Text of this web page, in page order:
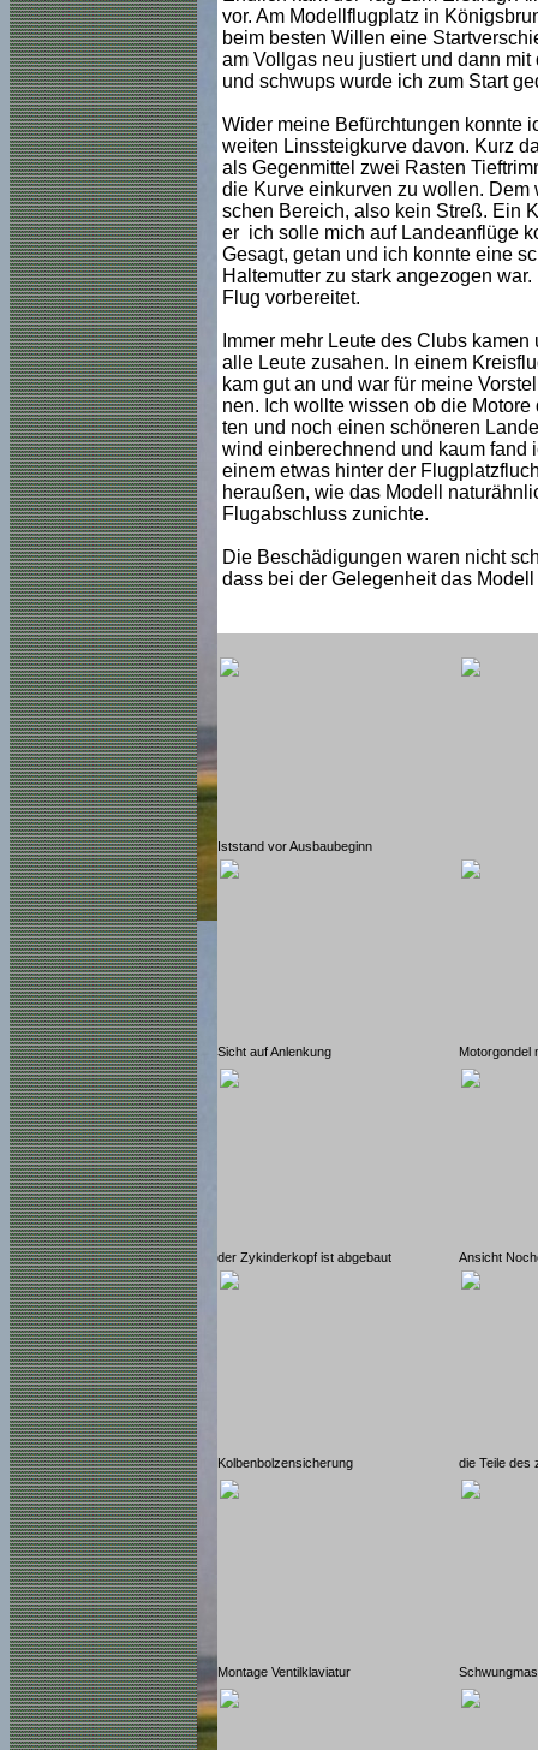
vor. Am Modellflugplatz in
beim besten Willen eine
am Vollgas neu justiert und dann
und schwups wurde ich zum Start
Wider meine Befürchtungen konnte
weiten Linssteigkurve davon. Kurz
als Gegenmittel zwei Rasten
die Kurve einkurven zu wollen.
schen Bereich, also kein Streß. Ein
er ich solle mich auf Landeanflüge
Gesagt, getan und ich konnte eine
Haltemutter zu stark angezogen
Flug vorbereitet.
Immer mehr Leute des Clubs
alle Leute zusahen. In einem
kam gut an und war für meine
nen. Ich wollte wissen ob die
ten und noch einen schöneren
wind einberechnend und kaum fand
einem etwas hinter der
heraußen, wie das Modell
Flugabschluss zunichte.
Die Beschädigungen waren nicht
dass bei der Gelegenheit das
Iststand vor Ausbaubeginn
Sicht auf Anlenkung Motorgondel
der Zykinderkopf ist abgebaut Ansicht
Kolbenbolzensicherung die Teile des
Montage Ventilklaviatur